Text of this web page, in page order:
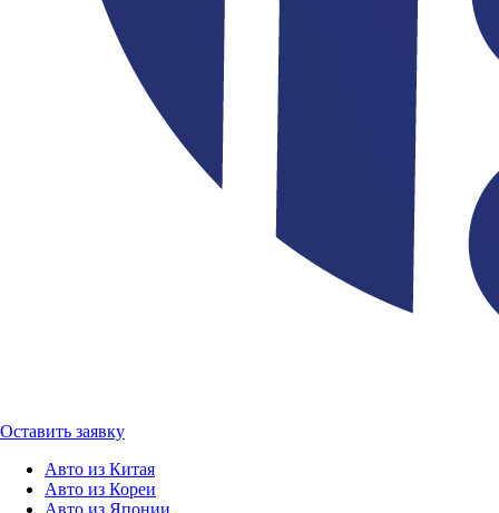
Оставить заявку
Авто из Китая
Авто из Кореи
Авто из Японии